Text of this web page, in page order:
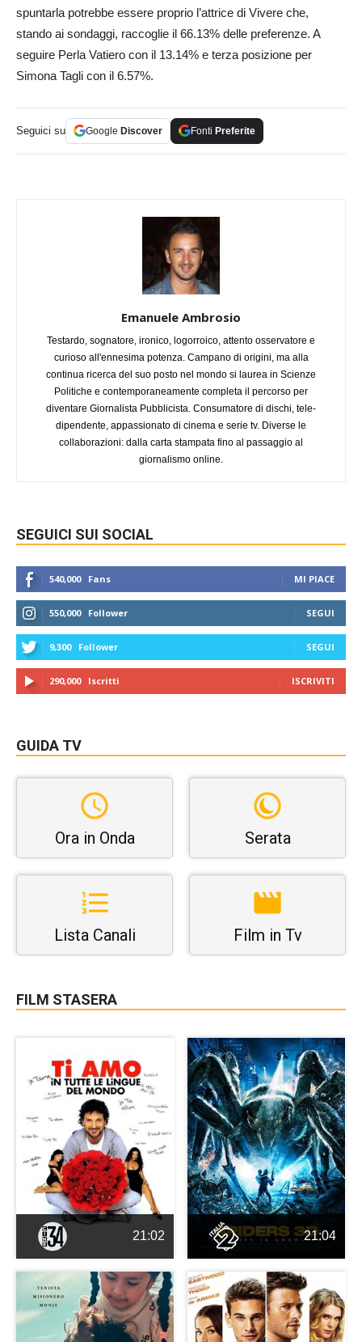
spuntarla potrebbe essere proprio l’attrice di Vivere che,
stando ai sondaggi, raccoglie il 66.13% delle preferenze. A
seguire Perla Vatiero con il 13.14% e terza posizione per
Simona Tagli con il 6.57%.
Seguici su Google Discover Fonti Preferite
Emanuele Ambrosio
Testardo, sognatore, ironico, logorroico, attento osservatore e
curioso all'ennesima potenza. Campano di origini, ma alla
continua ricerca del suo posto nel mondo si laurea in Scienze
Politiche e contemporaneamente completa il percorso per
diventare Giornalista Pubblicista. Consumatore di dischi, tele-
dipendente, appassionato di cinema e serie tv. Diverse le
collaborazioni: dalla carta stampata fino al passaggio al
giornalismo online.
SEGUICI SUI SOCIAL
540,000 Fans MI PIACE
550,000 Follower SEGUI
9,300 Follower SEGUI
290,000 Iscritti ISCRIVITI
GUIDA TV
Ora in Onda Serata
Lista Canali Film in Tv
FILM STASERA
21:02 21:04